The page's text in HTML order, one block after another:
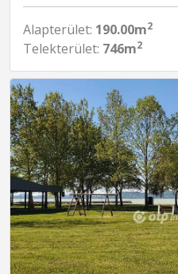
Alapterület: 190.00m2
Telekterület: 746m2